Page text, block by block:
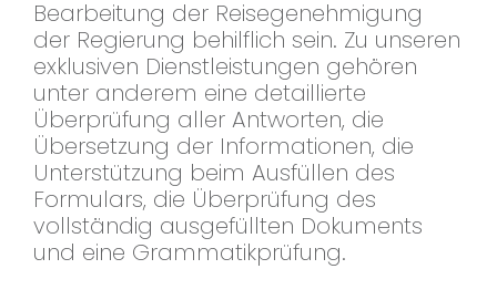
Bearbeitung der Reisegenehmigung
der Regierung behilflich sein. Zu unseren
exklusiven Dienstleistungen gehören
unter anderem eine detaillierte
Überprüfung aller Antworten, die
Übersetzung der Informationen, die
Unterstützung beim Ausfüllen des
Formulars, die Überprüfung des
vollständig ausgefüllten Dokuments
und eine Grammatikprüfung.